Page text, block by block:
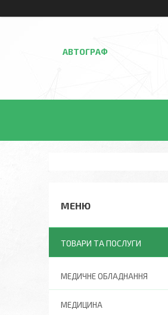
АВТОГРАФ
ТОВАРИ ТА ПОСЛУГИ
МЕДИЧНЕ ОБЛАДНАННЯ
МЕДИЦИНА